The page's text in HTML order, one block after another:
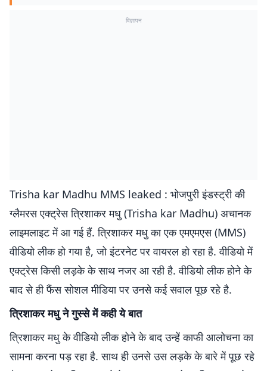
विज्ञापन
Trisha kar Madhu MMS leaked : भोजपुरी इंडस्ट्री की
ग्लैमरस एक्ट्रेस त्रिशाकर मधु (Trisha kar Madhu) अचानक
लाइमलाइट में आ गई हैं. त्रिशाकर मधु का एक एमएमएस (MMS)
वीडियो लीक हो गया है, जो इंटरनेट पर वायरल हो रहा है. वीडियो में
एक्ट्रेस किसी लड़के के साथ नजर आ रही है. वीडियो लीक होने के
बाद से ही फैंस सोशल मीडिया पर उनसे कई सवाल पूछ रहे है.
त्रिशाकर मधु ने गुस्से में कही ये बात
त्रिशाकर मधु के वीडियो लीक होने के बाद उन्हें काफी आलोचना का
सामना करना पड़ रहा है. साथ ही उनसे उस लड़के के बारे में पूछ रहे